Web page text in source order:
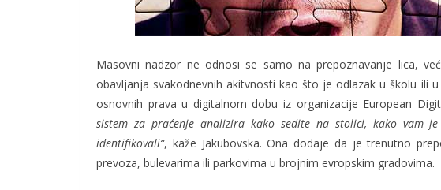
Masovni nadzor ne odnosi se samo na prepoznavanje lica,
obavljanja svakodnevnih akitvnosti kao što je odlazak u školu ili
osnovnih prava u digitalnom dobu iz organizacije European
sistem za praćenje analizira kako sedite na stolici, kako vam
identifikovali“, kaže Jakubovska. Ona dodaje da je trenutno
prevoza, bulevarima ili parkovima u brojnim evropskim gradovima.